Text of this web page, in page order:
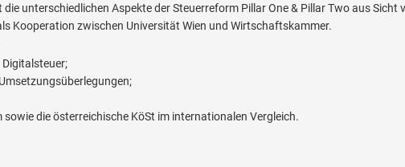
unterschiedlichen Aspekte der Steuerreform Pillar One & Pillar Two aus Sicht
Kooperation zwischen Universität Wien und Wirtschaftskammer.
Digitalsteuer;
die österreichische KöSt im internationalen Vergleich.